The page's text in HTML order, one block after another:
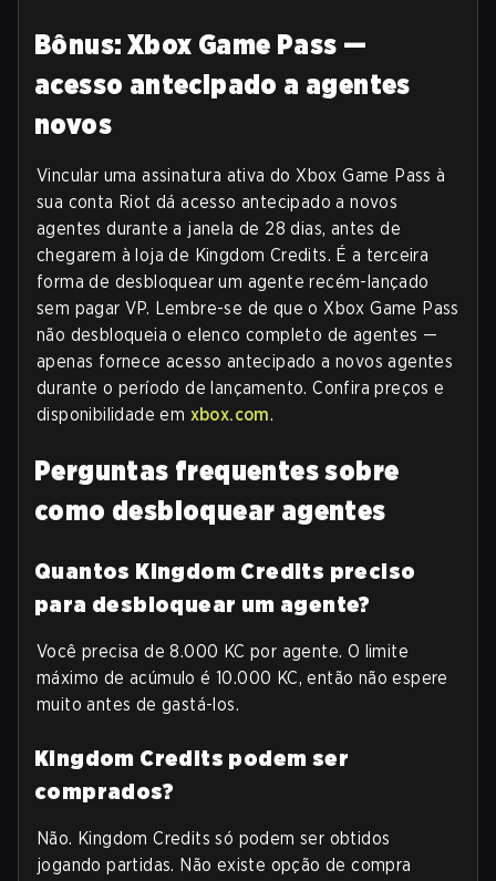
Bônus: Xbox Game Pass —
acesso antecipado a agentes
novos
Vincular uma assinatura ativa do Xbox Game Pass à
sua conta Riot dá acesso antecipado a novos
agentes durante a janela de 28 dias, antes de
chegarem à loja de Kingdom Credits. É a terceira
forma de desbloquear um agente recém-lançado
sem pagar VP. Lembre-se de que o Xbox Game Pass
não desbloqueia o elenco completo de agentes —
apenas fornece acesso antecipado a novos agentes
durante o período de lançamento. Confira preços e
disponibilidade em xbox.com.
Perguntas frequentes sobre
como desbloquear agentes
Quantos Kingdom Credits preciso
para desbloquear um agente?
Você precisa de 8.000 KC por agente. O limite
máximo de acúmulo é 10.000 KC, então não espere
muito antes de gastá-los.
Kingdom Credits podem ser
comprados?
Não. Kingdom Credits só podem ser obtidos
jogando partidas. Não existe opção de compra